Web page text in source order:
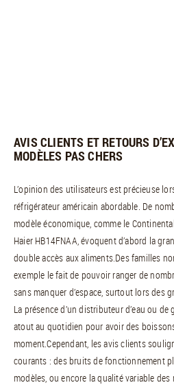
AVIS CLIENTS ET RETOURS
MODÈLES PAS CHERS
L’opinion des utilisateurs est précieuse
réfrigérateur américain abordable. De
modèle économique, comme le
Haier HB14FNAA, évoquent d’abord la
double accès aux aliments.Des familles
exemple le fait de pouvoir ranger de
sans manquer d’espace, surtout lors des
La présence d’un distributeur d’eau ou
atout au quotidien pour avoir des
moment.Cependant, les avis clients
courants : des bruits de fonctionnement
modèles, ou encore la qualité variable